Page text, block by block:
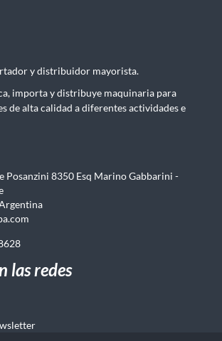
y distribuidor mayorista.
importa y distribuye maquinaria para
de alta calidad a diferentes actividades e
Posanzini 8350 Esq Marino Gabbarini -
las redes